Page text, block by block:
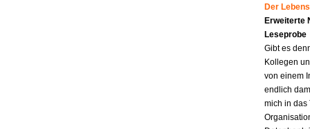
Der
Erweiterte
Leseprobe
Gibt es
Kollegen
von einem
endlich
mich in das